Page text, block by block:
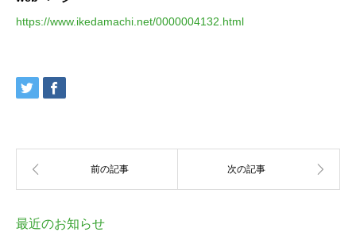
https://www.ikedamachi.net/0000004132.html
最近のお知らせ